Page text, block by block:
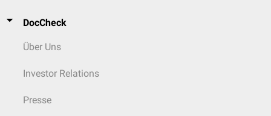
DocCheck
Über Uns
Investor Relations
Presse